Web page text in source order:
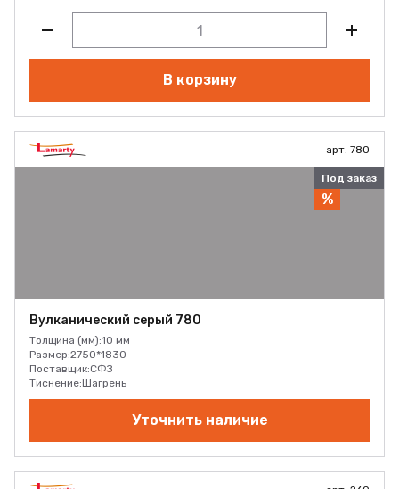
В корзину
арт. 780
Под заказ
%
Вулканический серый 780
Толщина (мм):10 мм
Размер:2750*1830
Поставщик:СФЗ
Тиснение:Шагрень
Уточнить наличие